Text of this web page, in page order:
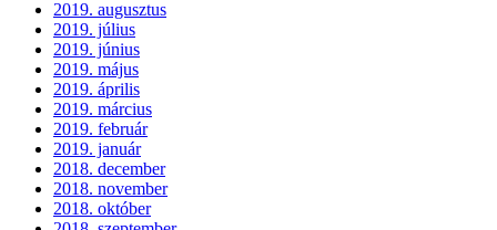
2019. augusztus
2019. július
2019. június
2019. május
2019. április
2019. március
2019. február
2019. január
2018. december
2018. november
2018. október